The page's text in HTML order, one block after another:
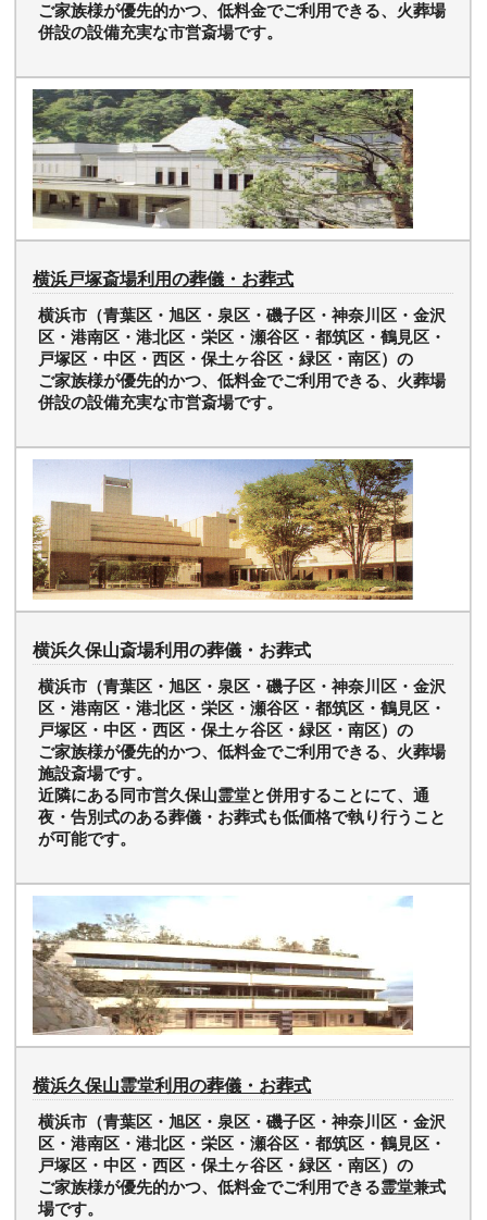
ご家族様が優先的かつ、低料金でご利用できる、火葬場
併設の設備充実な市営斎場です。
横浜戸塚斎場利用の葬儀・お葬式
横浜市（青葉区・旭区・泉区・磯子区・神奈川区・金沢
区・港南区・港北区・栄区・瀬谷区・都筑区・鶴見区・
戸塚区・中区・西区・保土ヶ谷区・緑区・南区）の
ご家族様が優先的かつ、低料金でご利用できる、火葬場
併設の設備充実な市営斎場です。
横浜久保山斎場利用の葬儀・お葬式
横浜市（青葉区・旭区・泉区・磯子区・神奈川区・金沢
区・港南区・港北区・栄区・瀬谷区・都筑区・鶴見区・
戸塚区・中区・西区・保土ヶ谷区・緑区・南区）の
ご家族様が優先的かつ、低料金でご利用できる、火葬場
施設斎場です。
近隣にある同市営久保山霊堂と併用することにて、通
夜・告別式のある葬儀・お葬式も低価格で執り行うこと
が可能です。
横浜久保山霊堂利用の葬儀・お葬式
横浜市（青葉区・旭区・泉区・磯子区・神奈川区・金沢
区・港南区・港北区・栄区・瀬谷区・都筑区・鶴見区・
戸塚区・中区・西区・保土ヶ谷区・緑区・南区）の
ご家族様が優先的かつ、低料金でご利用できる霊堂兼式
場です。